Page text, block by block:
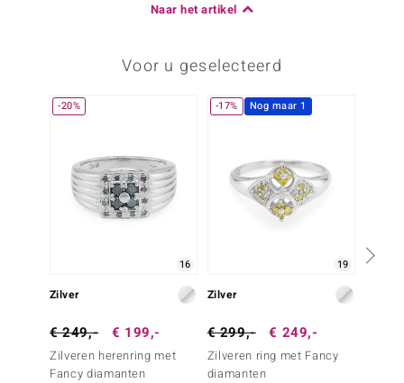
Naar het artikel
Voor u geselecteerd
-20%
16
Zilver
€ 249,- € 199,-
Zilveren herenring met
Fancy diamanten
-17% Nog maar 1
19
Zilver
€ 299,- € 249,-
Zilveren ring met Fancy
diamanten